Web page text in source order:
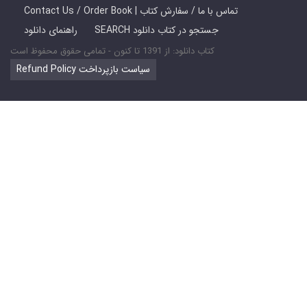
Contact Us / Order Book | تماس با ما / سفارش کتاب
راهنمای دانلود
SEARCH جستجو در کتاب دانلود
کتاب دانلود: از 1391 تا کنون - تمامی حقوق محفوظ است
Refund Policy سیاست بازپرداخت